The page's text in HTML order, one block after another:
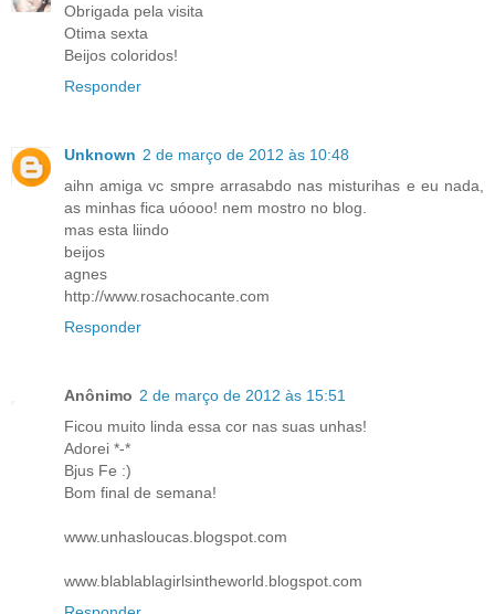
Obrigada pela visita
Otima sexta
Beijos coloridos!
Responder
Unknown 2 de março de 2012 às 10:48
aihn amiga vc smpre arrasabdo nas misturihas e eu nada,
as minhas fica uóooo! nem mostro no blog.
mas esta liindo
beijos
agnes
http://www.rosachocante.com
Responder
Anônimo 2 de março de 2012 às 15:51
Ficou muito linda essa cor nas suas unhas!
Adorei *-*
Bjus Fe :)
Bom final de semana!
www.unhasloucas.blogspot.com
www.blablablagirlsintheworld.blogspot.com